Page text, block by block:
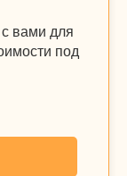
вами для
под